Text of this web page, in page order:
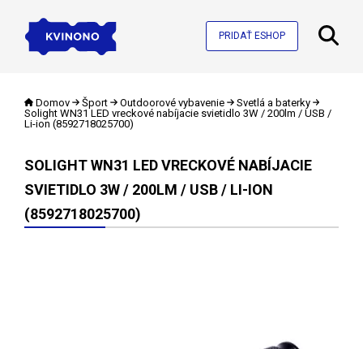
PRIDAŤ ESHOP
Domov Šport Outdoorové vybavenie
Svetlá a baterky
Solight WN31 LED vreckové nabíjacie svietidlo 3W / 200lm / USB /
Li-ion (8592718025700)
SOLIGHT WN31 LED VRECKOVÉ NABÍJACIE
SVIETIDLO 3W / 200LM / USB / LI-ION
(8592718025700)